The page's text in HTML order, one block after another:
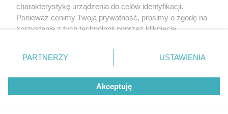
O nas
Informacje prawne
Nasze serwisy
charakterystykę urządzenia do celów identyfikacji.
Ponieważ cenimy Twoją prywatność, prosimy o zgodę na
korzystanie z tych technologii poprzez kliknięcie
zmienić/wycofać klikając przycisk ustawień prywatności
znajdujący się w lewym dolnym rogu strony
rodzaje przetwarzania danych nie wymagają zgody
użytkownika, ale masz prawo sprzeciwić się takiemu
przetwarzaniu. Preferencje będą miały zastosowanie tylko
PARTNERZY USTAWIENIA
Akceptuję